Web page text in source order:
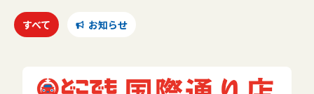
すべて お知らせ